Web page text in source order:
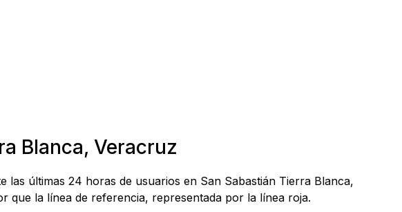
Blanca, Veracruz
últimas 24 horas de usuarios en San Sabastián Tierra Blanca,
que la línea de referencia, representada por la línea roja.